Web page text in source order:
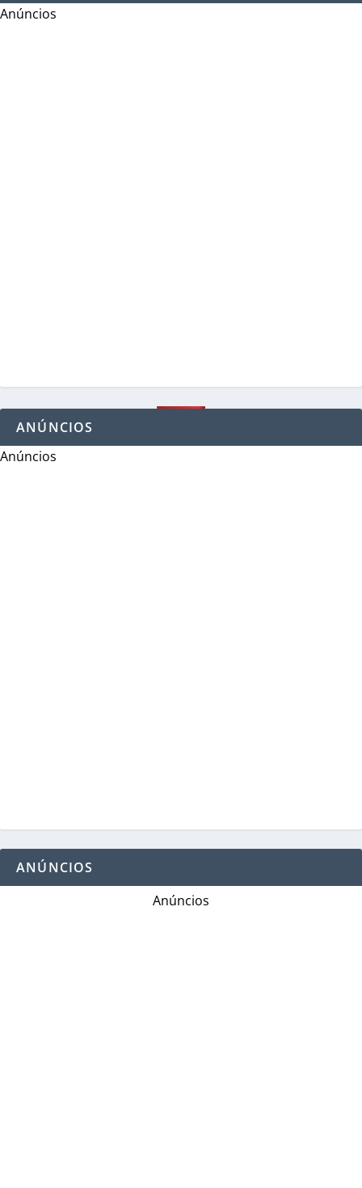
Anúncios
ANÚNCIOS
Anúncios
ANÚNCIOS
Anúncios